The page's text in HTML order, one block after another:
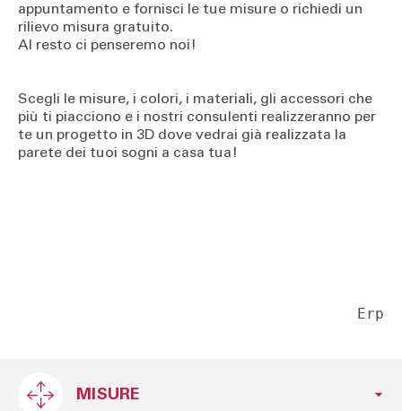
appuntamento e fornisci le tue misure o richiedi un
rilievo misura gratuito.
Al resto ci penseremo noi!
Scegli le misure, i colori, i materiali, gli accessori che
più ti piacciono e i nostri consulenti realizzeranno per
te un progetto in 3D dove vedrai già realizzata la
parete dei tuoi sogni a casa tua!
Erp
MISURE